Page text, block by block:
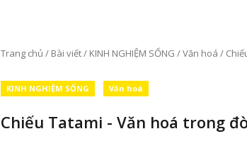
Trang chủ / Bài viết/ KINH NGHIỆM SỐNG /Văn hoá /
KINH NGHIỆM SỐNG Văn hoá
Chiếu Tatami - Văn hoá trong